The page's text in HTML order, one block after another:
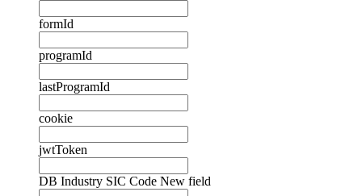
formId
programId
lastProgramId
cookie
jwtToken
DB Industry SIC Code New field